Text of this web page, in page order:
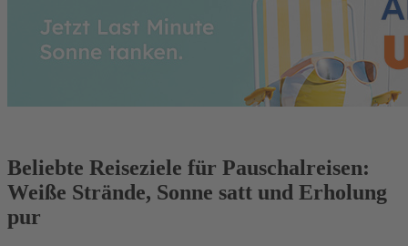
Beliebte Reiseziele für Pauschalreisen:
Weiße Strände, Sonne satt und Erholung
pur